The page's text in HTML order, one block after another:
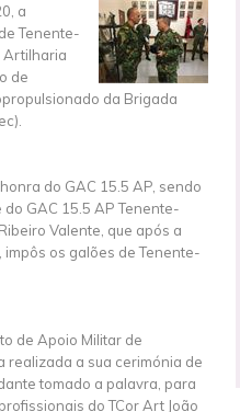
a
Tenente-
Artilharia
de
da Brigada
do GAC 15.5 AP, sendo
GAC 15.5 AP Tenente-
Valente, que após a
os galões de Tenente-
de Apoio Militar de
realizada a sua cerimónia de
tomado a palavra, para
do TCor Art João